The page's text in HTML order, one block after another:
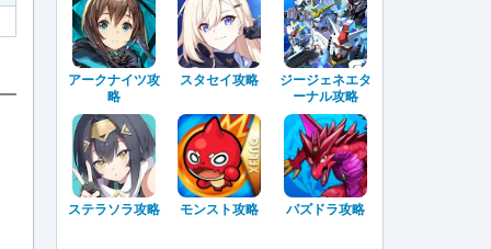
アークナイツ攻
略
スタセイ攻略
ジージェネエタ
ーナル攻略
ステラソラ攻略 モンスト攻略 パズドラ攻略